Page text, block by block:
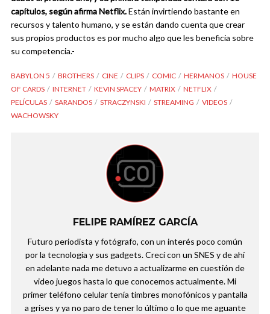
capítulos, según afirma Netflix.Están invirtiendo bastante en
recursos y talento humano, y se están dando cuenta que crear
sus propios productos es por mucho algo que les beneficia sobre
su competencia.-
BABYLON 5 BROTHERS CINE CLIPS COMIC HERMANOS
HOUSE
OF CARDS
INTERNET KEVIN SPACEY MATRIX
NETFLIX
PELÍCULAS
SARANDOS STRACZYNSKI STREAMING
VIDEOS
WACHOWSKY
FELIPE RAMÍREZ GARCÍA
Futuro periodista y fotógrafo, con un interés poco común
por la tecnología y sus gadgets. Crecí con un SNES y de ahí
en adelante nada me detuvo a actualizarme en cuestión de
video juegos hasta lo que conocemos actualmente. Mi
primer teléfono celular tenía timbres monofónicos y pantalla
a grises y ya no paro de tener lo último o lo que me aguante